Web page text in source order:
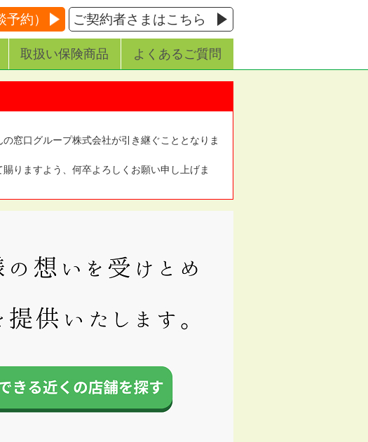
約） ご契約者さまはこちら
取扱い保険商品 よくあるご質問
窓口グループ株式会社が引き継ぐこととなりま
りますよう、何卒よろしくお願い申し上げま